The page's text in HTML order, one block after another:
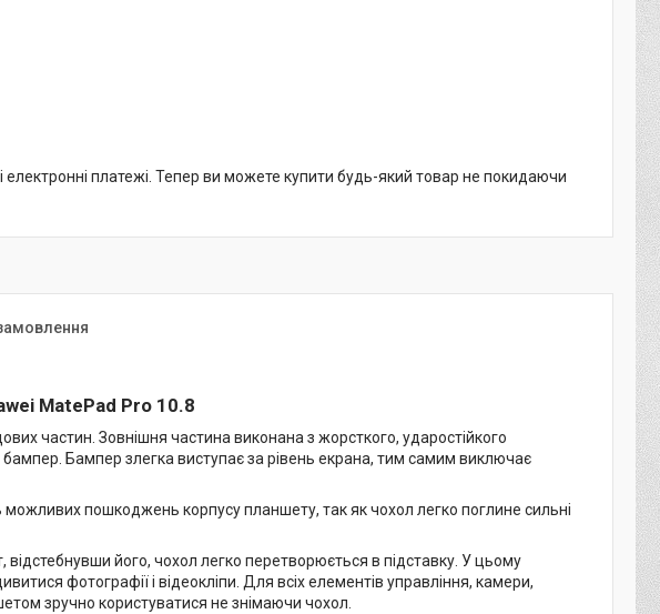
електронні платежі. Тепер ви можете купити будь-який товар не покидаючи
MatePad Pro 10.8
частин. Зовнішня частина виконана з жорсткого, ударостійкого
Бампер злегка виступає за рівень екрана, тим самим виключає
пошкоджень корпусу планшету, так як чохол легко поглине сильні
його, чохол легко перетворюється в підставку. У цьому
фотографії і відеокліпи. Для всіх елементів управління, камери,
зручно користуватися не знімаючи чохол.